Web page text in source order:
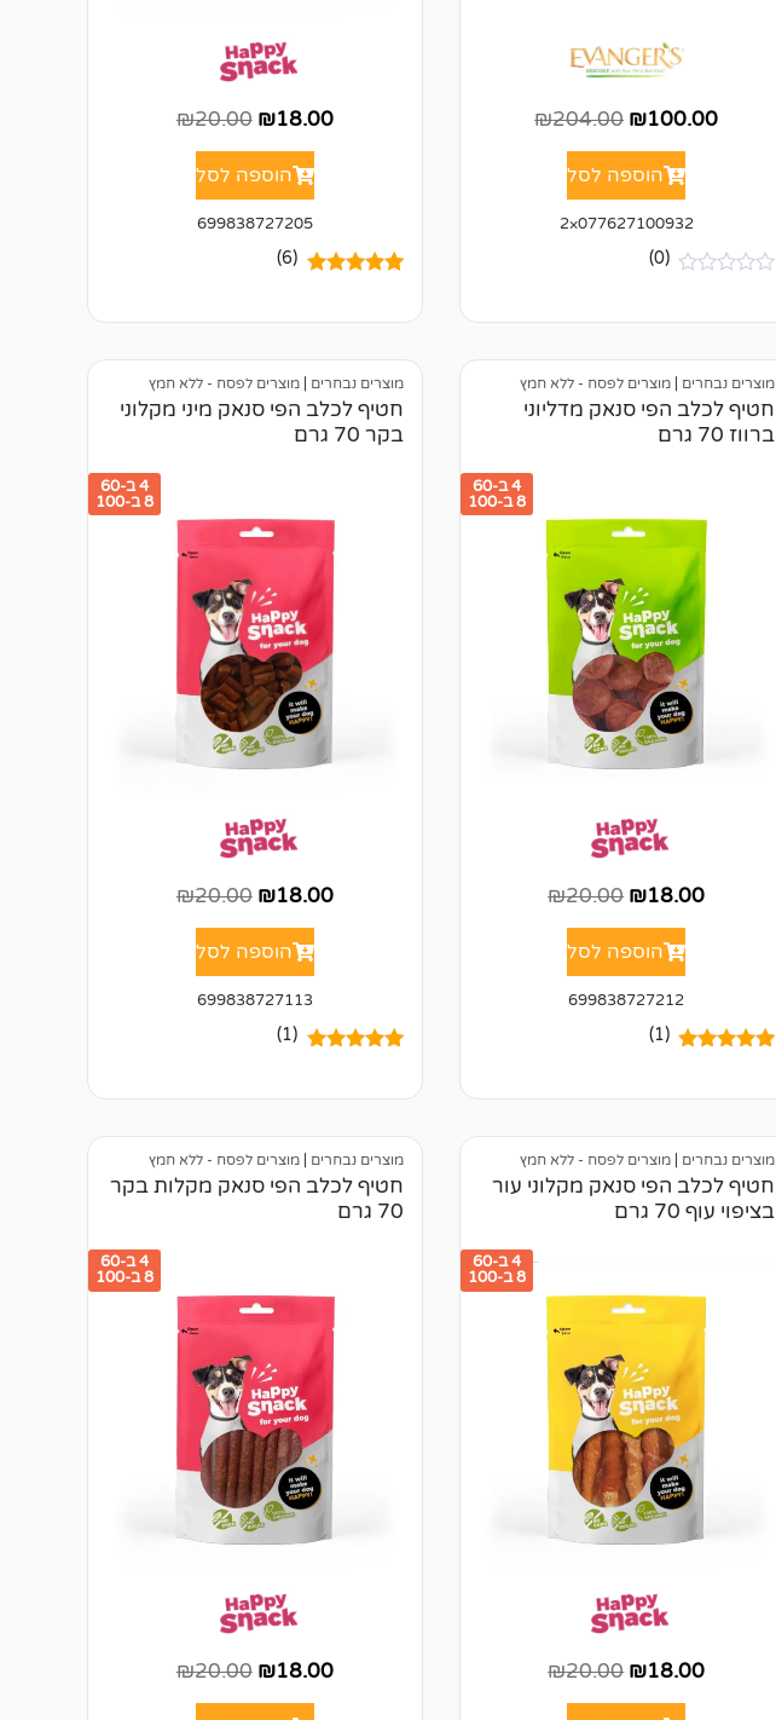
₪100.00
₪204.00
הוספה לסל
077627100932×2
ן
י
ק
ר
ו
(0)
₪18.00
₪20.00
הוספה לסל
699838727205
מבוסס על
לקוחות
(6)
מוצרים נבחרים מוצרים לפסח - ללא חמץ
חטיף לכלב הפי סנאק מדליוני
ברווז 70 גרם
4 ב-60
8 ב-100
₪18.00
₪20.00
הוספה לסל
699838727212
מבוסס על
לקוחות
(1)
מוצרים נבחרים |מוצרים לפסח - ללא חמץ
חטיף לכלב הפי סנאק מיני מקלוני
בקר 70 גרם
4 ב-60
8 ב-100
₪18.00
₪20.00
הוספה לסל
699838727113
מבוסס על
לקוחות
(1)
מוצרים נבחרים | מוצרים לפסח - ללא חמץ
חטיף לכלב הפי סנאק מקלוני עור
בציפוי עוף 70 גרם
4 ב-60
8 ב-100
₪18.00
₪20.00
מוצרים נבחרים |מוצרים לפסח - ללא חמץ
חטיף לכלב הפי סנאק מקלות בקר
70 גרם
4 ב-60
8 ב-100
₪18.00
₪20.00